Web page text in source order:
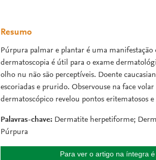
Resumo
Púrpura palmar e plantar é uma
dermatoscopia é útil para o exame
olho nu não são perceptíveis. Doente
escoriadas e prurido. Observouse na face
dermatoscópico revelou pontos eritematosos
Palavras-chave: Dermatite herpetiforme;
Púrpura
Para ver o artigo na íntegra